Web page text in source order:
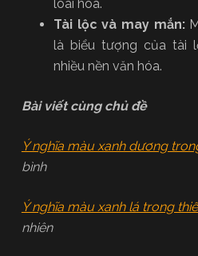
loài hoa.
Tài lộc và may mắn:
là biểu tượng của tài
nhiều nền văn hóa.
Bài viết cùng chủ đề
Ý nghĩa màu xanh dương
bình
Ý nghĩa màu xanh lá trong
nhiên